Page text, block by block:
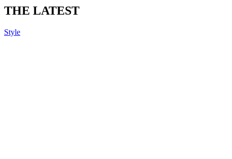
THE LATEST
Style